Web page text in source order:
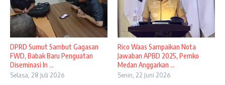
DPRD Sumut Sambut Gagasan
FWD, Babak Baru Penguatan
Diseminasi In ...
Selasa, 28 Juli 2026
Rico Waas Sampaikan Nota
Jawaban APBD 2025, Pemko
Medan Anggarkan ...
Senin, 22 Juni 2026